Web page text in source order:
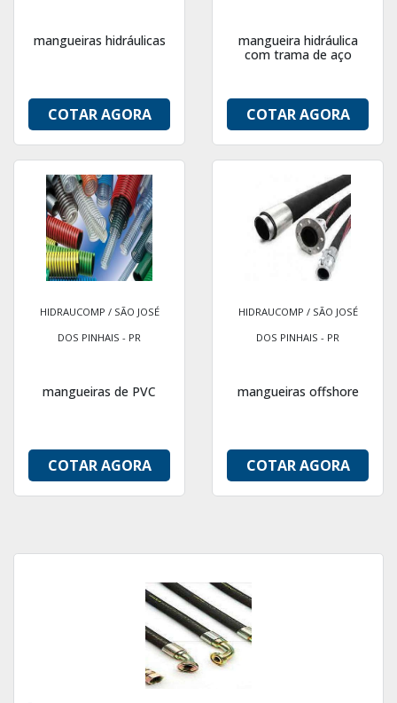
mangueiras hidráulicas
COTAR AGORA
mangueira hidráulica
com trama de aço
COTAR AGORA
HIDRAUCOMP / SÃO JOSÉ
DOS PINHAIS - PR
mangueiras de PVC
COTAR AGORA
HIDRAUCOMP / SÃO JOSÉ
DOS PINHAIS - PR
mangueiras offshore
COTAR AGORA